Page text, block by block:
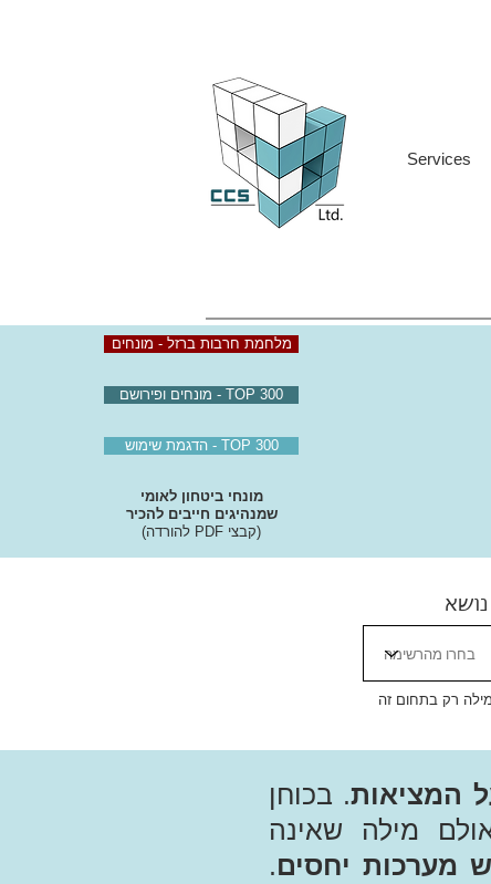
Services
מלחמת חרבות ברזל - מונחים
TOP 300 - מונחים ופירושם
TOP 300 - הדגמת שימוש
מונחי ביטחון לאומי
שמנהיגים חייבים להכיר
(קבצי PDF להורדה)
רק בתחום זה
המציאות. בכוחן
מילה שאינה
מערכות יחסים.